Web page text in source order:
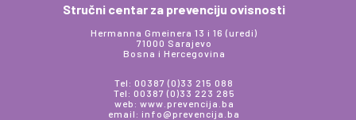
Stručni centar za prevenciju ovisnosti
Hermanna Gmeinera 13 i 16 (uredi)
71000 Sarajevo
Bosna i Hercegovina
Tel: 00387 (0)33 215 088
Tel: 00387 (0)33 223 285
web: www.prevencija.ba
email: info@prevencija.ba